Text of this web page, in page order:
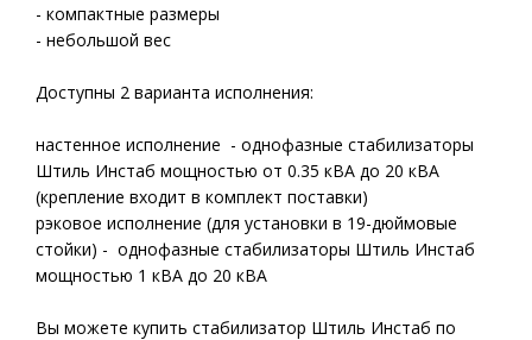
- компактные размеры
- небольшой вес
Доступны 2 варианта исполнения:
настенное исполнение - однофазные стабилизаторы
Штиль Инстаб мощностью от 0.35 кВА до 20 кВА
(крепление входит в комплект поставки)
рэковое исполнение (для установки в 19-дюймовые
стойки) - однофазные стабилизаторы Штиль Инстаб
мощностью 1 кВА до 20 кВА
Вы можете купить стабилизатор Штиль Инстаб по